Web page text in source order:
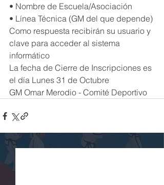
• Nombre de Escuela/Asociación
• Línea Técnica (GM del que depende)
Como respuesta recibirán su usuario y
clave para acceder al sistema
informático
La fecha de Cierre de Inscripciones es
el día Lunes 31 de Octubre
GM Omar Merodio - Comité Deportivo